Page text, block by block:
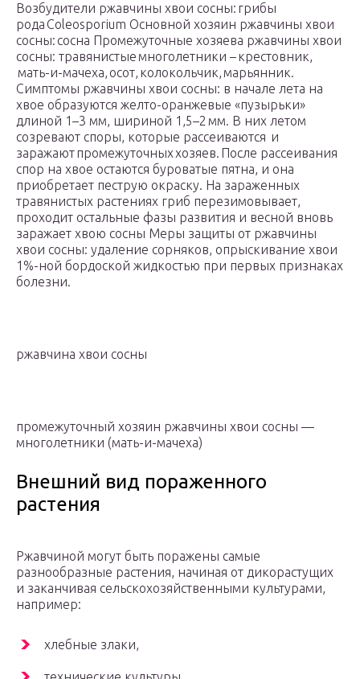
Возбудители ржавчины хвои сосны: грибы
рода Coleosporium Основной хозяин ржавчины хвои
сосны: сосна Промежуточные хозяева ржавчины хвои
сосны: травянистые многолетники – крестовник,
мать-и-мачеха, осот, колокольчик, марьянник.
Симптомы ржавчины хвои сосны: в начале лета на
хвое образуются желто-оранжевые «пузырьки»
длиной 1–3 мм, шириной 1,5–2 мм. В них летом
созревают споры, которые рассеиваются и
заражают промежуточных хозяев. После рассеивания
спор на хвое остаются буроватые пятна, и она
приобретает пеструю окраску. На зараженных
травянистых растениях гриб перезимовывает,
проходит остальные фазы развития и весной вновь
заражает хвою сосны Меры защиты от ржавчины
хвои сосны: удаление сорняков, опрыскивание хвои
1%-ной бордоской жидкостью при первых признаках
болезни.
ржавчина хвои сосны
промежуточный хозяин ржавчины хвои сосны —
многолетники (мать-и-мачеха)
Внешний вид пораженного
растения
Ржавчиной могут быть поражены самые
разнообразные растения, начиная от дикорастущих
и заканчивая сельскохозяйственными культурами,
например:
хлебные злаки,